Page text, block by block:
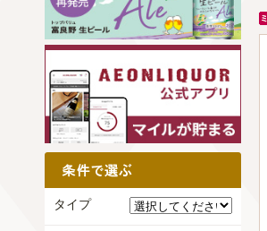
タイプ